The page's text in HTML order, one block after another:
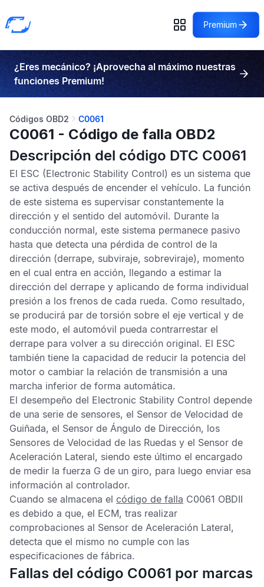
Premium
¿Eres mecánico? ¡Aprovecha al máximo nuestras
funciones Premium!
Códigos OBD2 C0061
C0061 - Código de falla OBD2
Descripción del código DTC C0061
El ESC (Electronic Stability Control) es un sistema que
se activa después de encender el vehículo. La función
de este sistema es supervisar constantemente la
dirección y el sentido del automóvil. Durante la
conducción normal, este sistema permanece pasivo
hasta que detecta una pérdida de control de la
dirección (derrape, subviraje, sobreviraje), momento
en el cual entra en acción, llegando a estimar la
dirección del derrape y aplicando de forma individual
presión a los frenos de cada rueda. Como resultado,
se producirá par de torsión sobre el eje vertical y de
este modo, el automóvil pueda contrarrestar el
derrape para volver a su dirección original. El ESC
también tiene la capacidad de reducir la potencia del
motor o cambiar la relación de transmisión a una
marcha inferior de forma automática.
El desempeño del Electronic Stability Control depende
de una serie de sensores, el Sensor de Velocidad de
Guiñada, el Sensor de Ángulo de Dirección, los
Sensores de Velocidad de las Ruedas y el Sensor de
Aceleración Lateral, siendo este último el encargado
de medir la fuerza G de un giro, para luego enviar esa
información al controlador.
Cuando se almacena el código de falla C0061 OBDII
es debido a que, el ECM, tras realizar
comprobaciones al Sensor de Aceleración Lateral,
detecta que el mismo no cumple con las
especificaciones de fábrica.
Fallas del código C0061 por marcas